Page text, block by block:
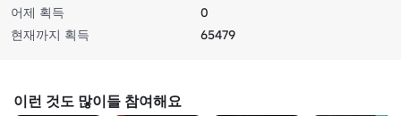
어제 획득
0
현재까지 획득
65479
이런 것도 많이들 참여해요